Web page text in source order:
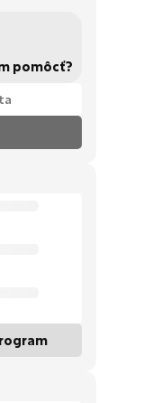
pomôcť?